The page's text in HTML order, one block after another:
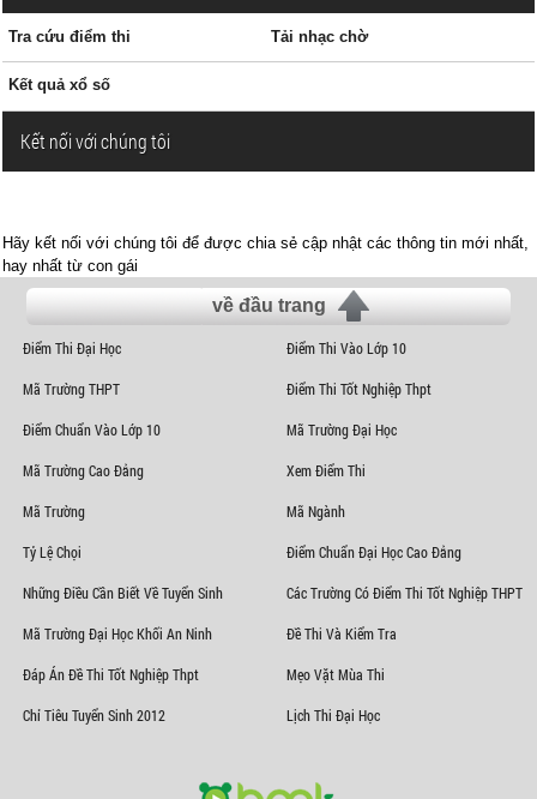
Tra cứu điểm thi Tải nhạc chờ
Kết quả xổ số
Kết nối với chúng tôi
Hãy kết nối với chúng tôi để được chia sẻ cập nhật các thông tin mới nhất,
hay nhất từ con gái
về đầu trang
Điểm Thi Đại Học Điểm Thi Vào Lớp 10
Mã Trường THPT Điểm Thi Tốt Nghiệp Thpt
Điểm Chuẩn Vào Lớp 10 Mã Trường Đại Học
Mã Trường Cao Đẳng Xem Điểm Thi
Mã Trường Mã Ngành
Tỷ Lệ Chọi Điểm Chuẩn Đại Học Cao Đẳng
Những Điều Cần Biết Về Tuyển Sinh Các Trường Có Điểm Thi Tốt Nghiệp THPT
Mã Trường Đại Học Khối An Ninh Đề Thi Và Kiểm Tra
Đáp Án Đề Thi Tốt Nghiệp Thpt Mẹo Vặt Mùa Thi
Chỉ Tiêu Tuyển Sinh 2012 Lịch Thi Đại Học